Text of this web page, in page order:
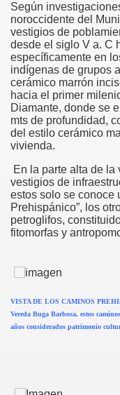
Según
noroccidente del
vestigios de
desde el siglo V a. C
específicamente en
indígenas de grupos
cerámico marrón
hacia el primer
Diamante, donde se
mts de profundidad,
del estilo cerámico
vivienda.
En la parte alta de la
vestigios de
estos solo se conoce
Prehispánico”, los
petroglifos,
fitomorfas y
VISTA DE LOS CAMINOS
Vereda Buga Barbosa, estos
años considerados patrimonio
DE PADUA